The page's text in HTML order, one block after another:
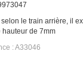
le train arrière, il
de 7mm
: A33046